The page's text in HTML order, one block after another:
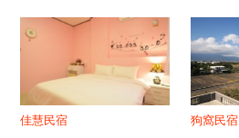
佳慧民宿 狗窩民宿